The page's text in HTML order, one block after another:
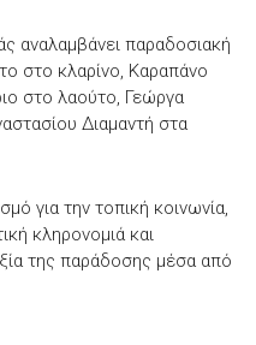
αναλαμβάνει παραδοσιακή
στο κλαρίνο, Καραπάνο
στο λαούτο, Γεώργα
Διαμαντή στα
για την τοπική κοινωνία,
κληρονομιά και
της παράδοσης μέσα από